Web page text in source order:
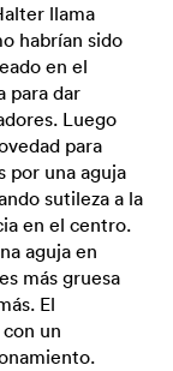
llama
habrían sido
en el
para dar
Luego
para
por una aguja
sutileza a la
en el centro.
aguja en
más gruesa
El
un